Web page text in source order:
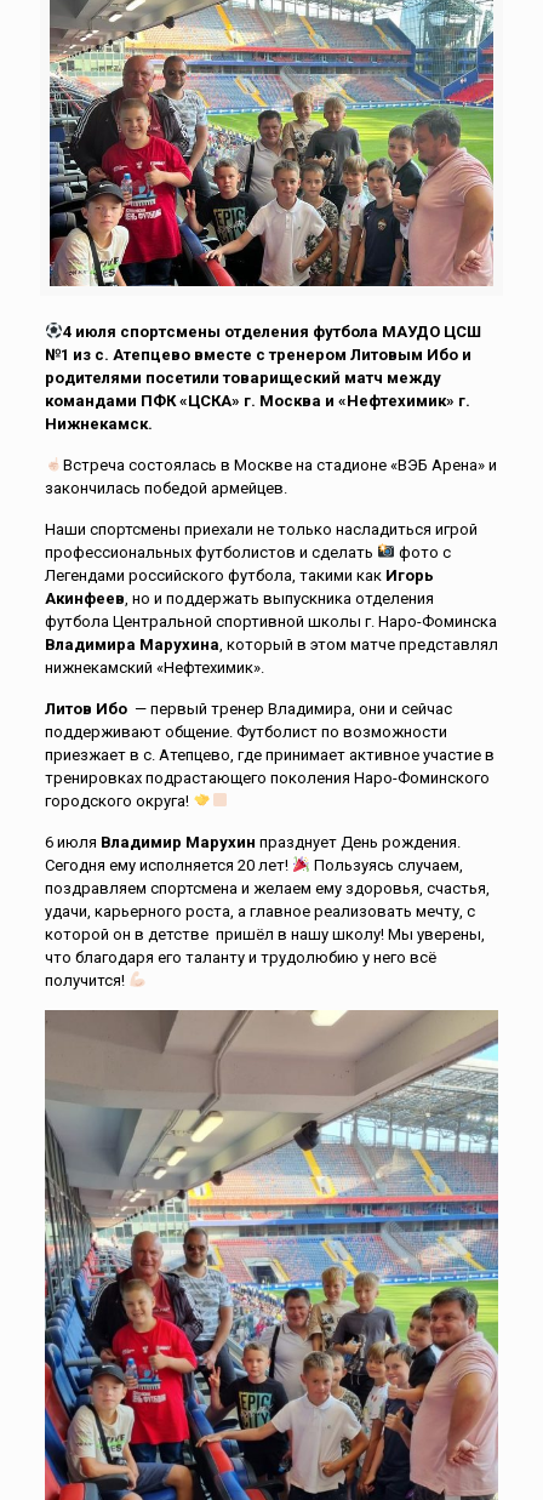
4 июля спортсмены отделения футбола МАУДО ЦСШ
№1 из с. Атепцево вместе с тренером Литовым Ибо и
родителями посетили товарищеский матч между
командами ПФК «ЦСКА» г. Москва и «Нефтехимик» г.
Нижнекамск.
Встреча состоялась в Москве на стадионе «ВЭБ Арена» и
закончилась победой армейцев.
Наши спортсмены приехали не только насладиться игрой
профессиональных футболистов и сделать
фото с
Легендами российского футбола, такими как Игорь
Акинфеев, но и поддержать выпускника отделения
футбола Центральной спортивной школы г. Наро-Фоминска
Владимира Марухина, который в этом матче представлял
нижнекамский «Нефтехимик».
Литов Ибо— первый тренер Владимира, они и сейчас
поддерживают общение. Футболист по возможности
приезжает в с. Атепцево, где принимает активное участие в
тренировках подрастающего поколения Наро-Фоминского
городского округа!
6 июля Владимир Марухин празднует День рождения.
Сегодня ему исполняется 20 лет!
Пользуясь случаем,
поздравляем спортсмена и желаем ему здоровья, счастья,
удачи, карьерного роста, а главное реализовать мечту, с
которой он в детстве пришёл в нашу школу! Мы уверены,
что благодаря его таланту и трудолюбию у него всё
получится!